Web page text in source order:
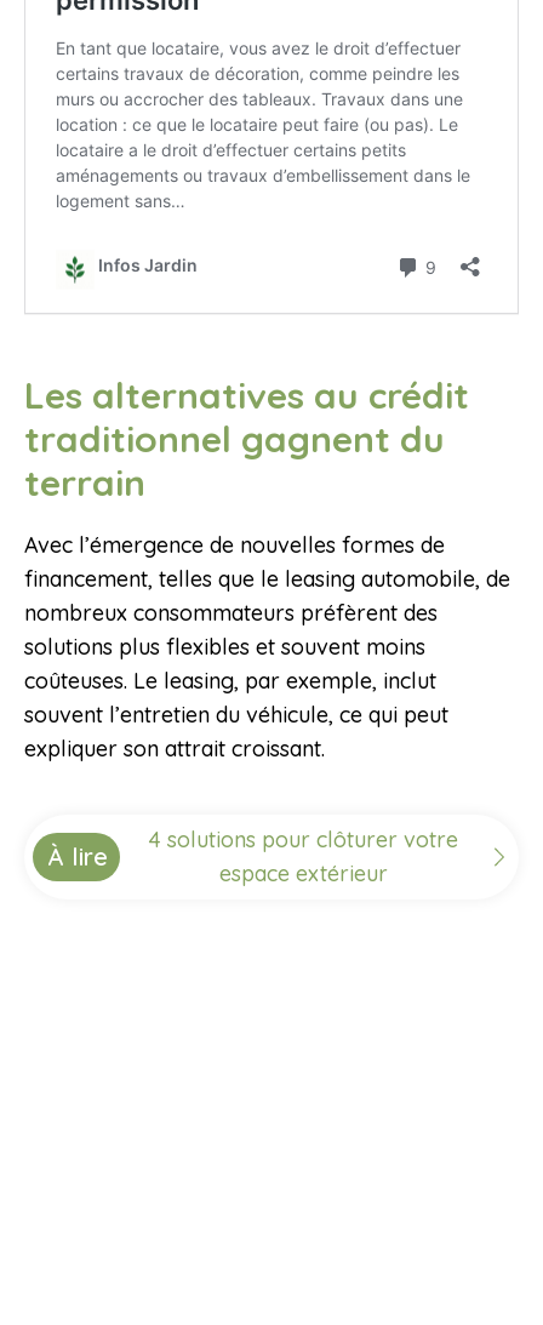
Les alternatives au crédit
traditionnel gagnent du
terrain
Avec l’émergence de nouvelles formes de
financement, telles que le leasing automobile, de
nombreux consommateurs préfèrent des
solutions plus flexibles et souvent moins
coûteuses. Le leasing, par exemple, inclut
souvent l’entretien du véhicule, ce qui peut
expliquer son attrait croissant.
À lire
4 solutions pour clôturer votre
espace extérieur